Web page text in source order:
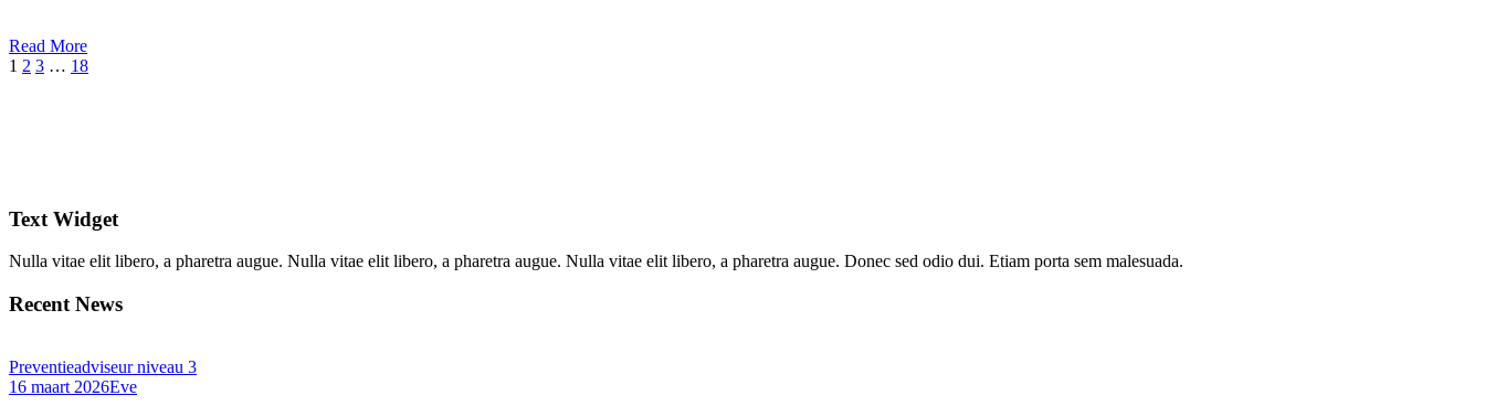
Read More
1 2 3 … 18
Text Widget
Nulla vitae elit libero, a pharetra augue. Nulla vitae elit libero, a pharetra augue. Nulla vitae elit libero, a pharetra augue. Donec sed odio dui. Etiam porta sem malesuada.
Recent News
Preventieadviseur niveau 3
16 maart 2026Eve